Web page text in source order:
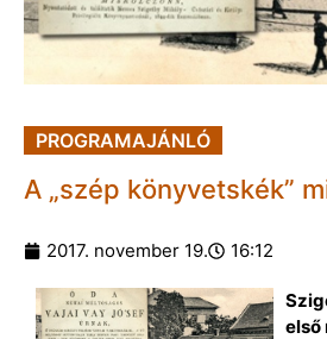
PROGRAMAJÁNLÓ
A „szép könyvetskék”
2017. november 19. 16:12
első